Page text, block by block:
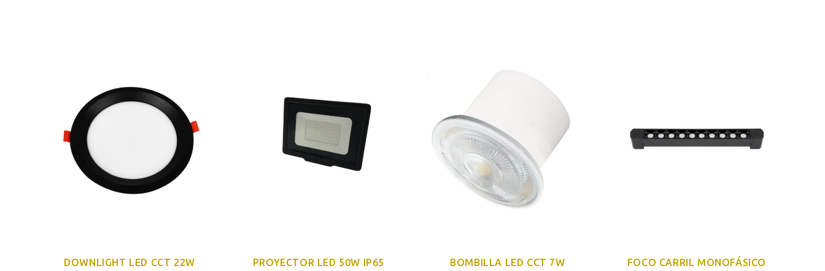
DOWNLIGHT LED CCT 22W
PROYECTOR LED 50W IP65
BOMBILLA LED CCT 7W
FOCO CARRIL MONOFÁSICO